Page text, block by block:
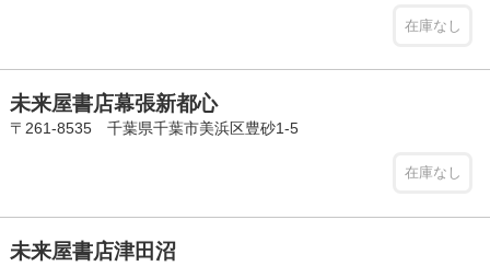
在庫なし
未来屋書店幕張新都心
〒261-8535 千葉県千葉市美浜区豊砂1-5
在庫なし
未来屋書店津田沼